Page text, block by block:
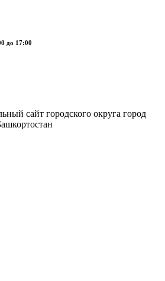
до 17:00
сайт городского округа город